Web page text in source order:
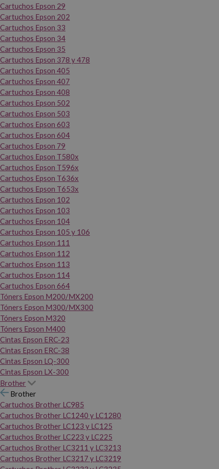
Cartuchos Epson 29
Cartuchos Epson 202
Cartuchos Epson 33
Cartuchos Epson 34
Cartuchos Epson 35
Cartuchos Epson 378 y 478
Cartuchos Epson 405
Cartuchos Epson 407
Cartuchos Epson 408
Cartuchos Epson 502
Cartuchos Epson 503
Cartuchos Epson 603
Cartuchos Epson 604
Cartuchos Epson 79
Cartuchos Epson T580x
Cartuchos Epson T596x
Cartuchos Epson T636x
Cartuchos Epson T653x
Cartuchos Epson 102
Cartuchos Epson 103
Cartuchos Epson 104
Cartuchos Epson 105 y 106
Cartuchos Epson 111
Cartuchos Epson 112
Cartuchos Epson 113
Cartuchos Epson 114
Cartuchos Epson 664
Tóners Epson M200/MX200
Tóners Epson M300/MX300
Tóners Epson M320
Tóners Epson M400
Cintas Epson ERC-23
Cintas Epson ERC-38
Cintas Epson LQ-300
Cintas Epson LX-300
Brother
Brother
Cartuchos Brother LC985
Cartuchos Brother LC1240 y LC1280
Cartuchos Brother LC123 y LC125
Cartuchos Brother LC223 y LC225
Cartuchos Brother LC3211 y LC3213
Cartuchos Brother LC3217 y LC3219